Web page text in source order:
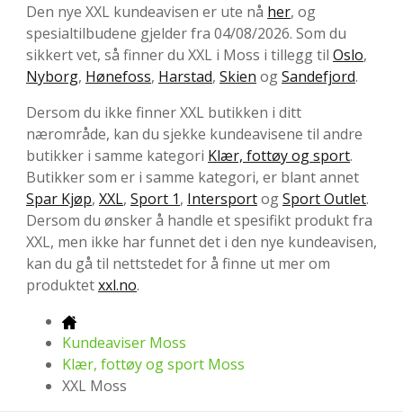
Den nye XXL kundeavisen er ute nå her, og
spesialtilbudene gjelder fra 04/08/2026. Som du
sikkert vet, så finner du XXL i Moss i tillegg til Oslo,
Nyborg, Hønefoss, Harstad, Skien ogSandefjord.
Dersom du ikke finner XXL butikken i ditt
nærområde, kan du sjekke kundeavisene til andre
butikker i samme kategori Klær, fottøy og sport.
Butikker som er i samme kategori, er blant annet
Spar Kjøp, XXL, Sport 1, IntersportogSport Outlet.
Dersom du ønsker å handle et spesifikt produkt fra
XXL, men ikke har funnet det i den nye kundeavisen,
kan du gå til nettstedet for å finne ut mer om
produktetxxl.no.
Kundeaviser Moss
Klær, fottøy og sport Moss
XXL Moss